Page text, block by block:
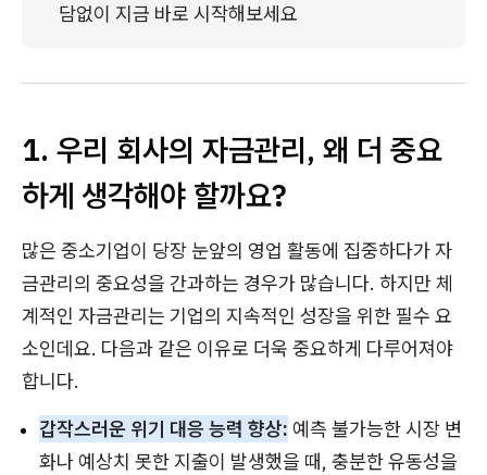
담없이 지금 바로 시작해보세요
1. 우리 회사의 자금관리, 왜 더 중요
하게 생각해야 할까요?
많은 중소기업이 당장 눈앞의 영업 활동에 집중하다가 자
금관리의 중요성을 간과하는 경우가 많습니다. 하지만 체
계적인 자금관리는 기업의 지속적인 성장을 위한 필수 요
소인데요. 다음과 같은 이유로 더욱 중요하게 다루어져야
합니다.
갑작스러운 위기 대응 능력 향상: 예측 불가능한 시장 변
화나 예상치 못한 지출이 발생했을 때, 충분한 유동성을